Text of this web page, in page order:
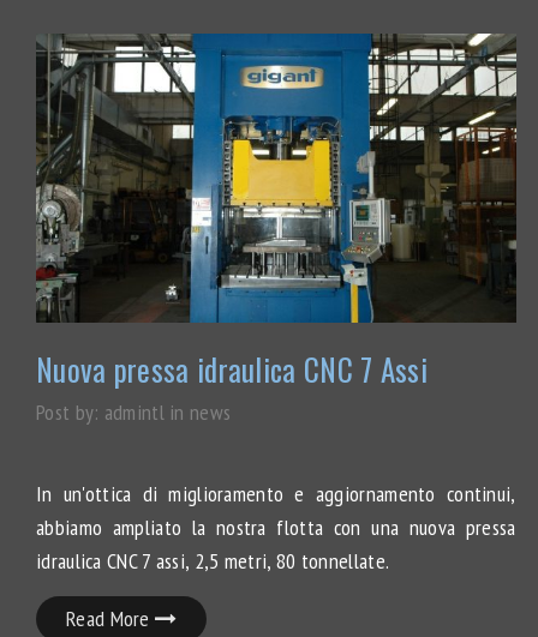
Nuova pressa idraulica CNC 7 Assi
Post by: admintlin news
In un'ottica di miglioramento e aggiornamento continui,
abbiamo ampliato la nostra flotta con una nuova pressa
idraulica CNC 7 assi, 2,5 metri, 80 tonnellate.
Read More